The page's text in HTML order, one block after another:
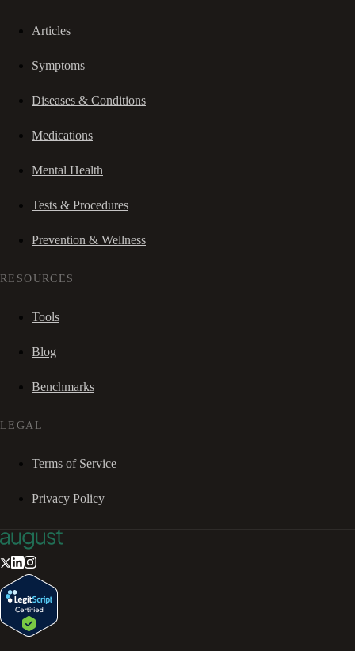
Articles
Symptoms
Diseases & Conditions
Medications
Mental Health
Tests & Procedures
Prevention & Wellness
RESOURCES
Tools
Blog
Benchmarks
LEGAL
Terms of Service
Privacy Policy